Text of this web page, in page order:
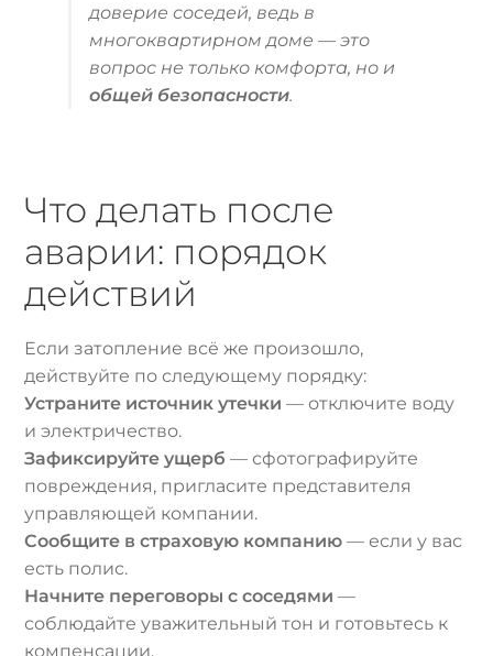
доверие соседей, ведь в
многоквартирном доме — это
вопрос не только комфорта, но и
общей безопасности.
Что делать после
аварии: порядок
действий
Если затопление всё же произошло,
действуйте по следующему порядку:
Устраните источник утечки — отключите воду
и электричество.
Зафиксируйте ущерб — сфотографируйте
повреждения, пригласите представителя
управляющей компании.
Сообщите в страховую компанию — если у вас
есть полис.
Начните переговоры с соседями —
соблюдайте уважительный тон и готовьтесь к
компенсации.